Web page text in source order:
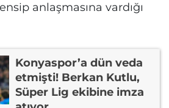
anlaşmasına vardığı
Konyaspor’a dün veda
etmişti! Berkan Kutlu,
Süper Lig ekibine imza